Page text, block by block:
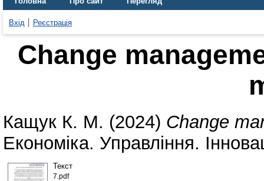
Вхід Реєстрація
Change
Кащук К. М. (2024) Change
Економіка. Управління.
Текст
7.pdf